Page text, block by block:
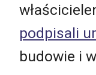
podpisali
budowie i